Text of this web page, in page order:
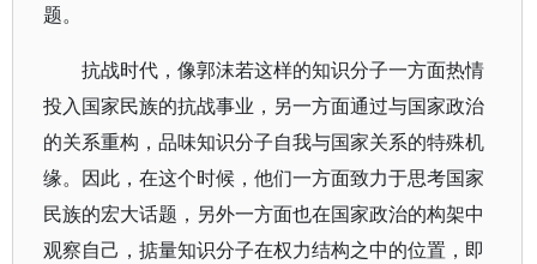
题。
抗战时代，像郭沫若这样的知识分子一方面热情
投入国家民族的抗战事业，另一方面通过与国家政治
的关系重构，品味知识分子自我与国家关系的特殊机
缘。因此，在这个时候，他们一方面致力于思考国家
民族的宏大话题，另外一方面也在国家政治的构架中
观察自己，掂量知识分子在权力结构之中的位置，即